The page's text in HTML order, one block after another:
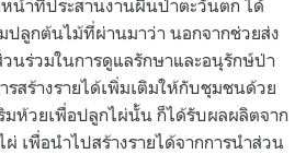
น้าที่ประสานงานผืนป่าตะวันตก ได้
ปลูกต้นไม้ที่ผ่านมาว่า นอกจากช่วยส่ง
วนร่วมในการดูแลรักษาและอนุรักษ์ป่า
สร้างรายได้เพิ่มเติมให้กับชุมชนด้วย
ห้วยเพื่อปลูกไผ่นั้น ก็ได้รับผลผลิตจาก
เพื่อนำไปสร้างรายได้จากการนำส่วน